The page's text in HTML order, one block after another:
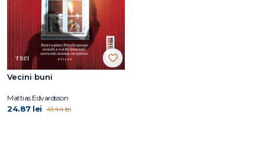
Vecini buni
Mattias Edvardsson
24.87 lei 41.44 lei